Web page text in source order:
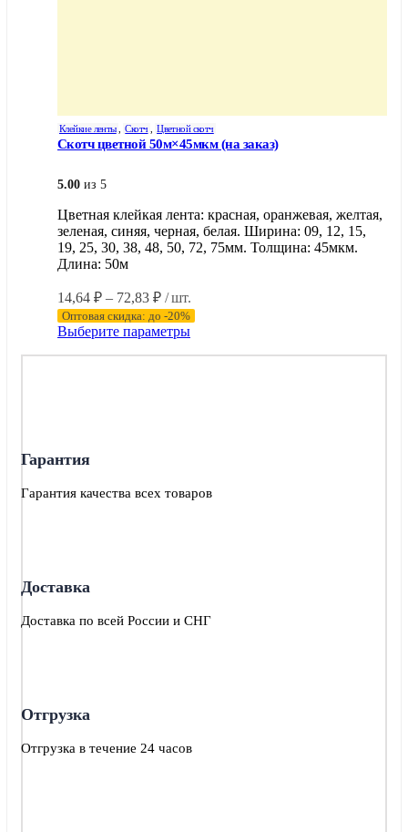
Клейкие ленты, Скотч , Цветной скотч
Скотч цветной 50м×45мкм (на заказ)
5.00 из 5
Цветная клейкая лента: красная, оранжевая, желтая,
зеленая, синяя, черная, белая. Ширина: 09, 12, 15,
19, 25, 30, 38, 48, 50, 72, 75мм. Толщина: 45мкм.
Длина: 50м
14,64 ₽ – 72,83 ₽Диапазон
цен:
14,64 ₽
/ шт.
Оптовая скидка: до -20%
Выберите параметрыЭтот
товара.
Гарантия
Гарантия качества всех товаров
Доставка
Доставка по всей России и СНГ
Отгрузка
Отгрузка в течение 24 часов